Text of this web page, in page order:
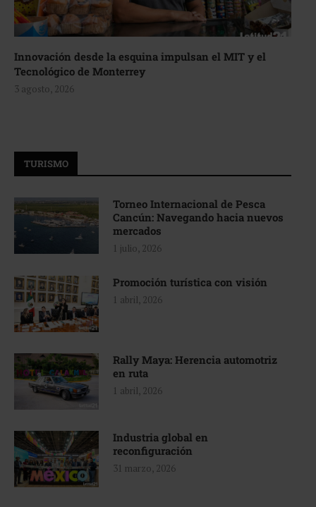
Innovación desde la esquina impulsan el MIT y el
Tecnológico de Monterrey
3 agosto, 2026
TURISMO
Torneo Internacional de Pesca
Cancún: Navegando hacia nuevos
mercados
1 julio, 2026
Promoción turística con visión
1 abril, 2026
Rally Maya: Herencia automotriz
en ruta
1 abril, 2026
Industria global en
reconfiguración
31 marzo, 2026